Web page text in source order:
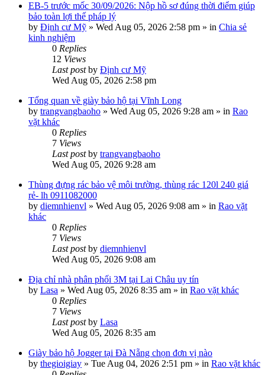
EB-5 trước mốc 30/09/2026: Nộp hồ sơ đúng thời điểm giúp
bảo toàn lợi thế pháp lý
by Định cư Mỹ » Wed Aug 05, 2026 2:58 pm » in Chia sẻ
kinh nghiệm
0 Replies
12 Views
Last postby Định cư Mỹ
Wed Aug 05, 2026 2:58 pm
Tổng quan về giày bảo hộ tại Vĩnh Long
by trangvangbaoho » Wed Aug 05, 2026 9:28 am » in Rao
vặt khác
0 Replies
7 Views
Last postby trangvangbaoho
Wed Aug 05, 2026 9:28 am
Thùng đựng rác bảo vệ môi trường, thùng rác 120l 240 giá
rẻ- lh 0911082000
by diemnhienvl » Wed Aug 05, 2026 9:08 am » in Rao vặt
khác
0 Replies
7 Views
Last postby diemnhienvl
Wed Aug 05, 2026 9:08 am
Địa chỉ nhà phân phối 3M tại Lai Châu uy tín
by Lasa » Wed Aug 05, 2026 8:35 am » in Rao vặt khác
0 Replies
7 Views
Last postby Lasa
Wed Aug 05, 2026 8:35 am
Giày bảo hộ Jogger tại Đà Nẵng chọn đơn vị nào
by thegioigiay » Tue Aug 04, 2026 2:51 pm » in Rao vặt khác